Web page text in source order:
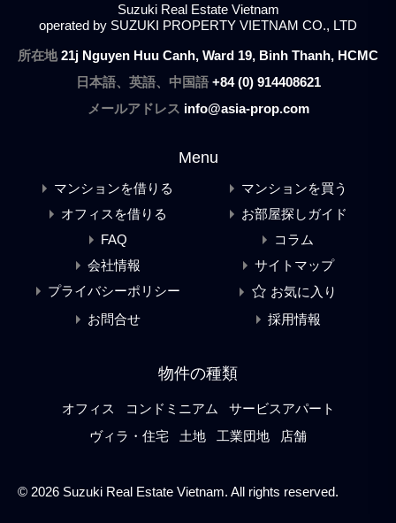
Suzuki Real Estate Vietnam
operated by SUZUKI PROPERTY VIETNAM CO., LTD
所在地21j Nguyen Huu Canh, Ward 19, Binh Thanh, HCMC
日本語、英語、中国語 +84 (0) 914408621
メールアドレス info@asia-prop.com
Menu
マンションを借りる
マンションを買う
オフィスを借りる
お部屋探しガイド
FAQ
コラム
会社情報
サイトマップ
プライバシーポリシー
お気に入り
お問合せ
採用情報
物件の種類
オフィス コンドミニアム
サービスアパート
ヴィラ・住宅
土地 工業団地 店舗
© 2026 Suzuki Real Estate Vietnam. All rights reserved.